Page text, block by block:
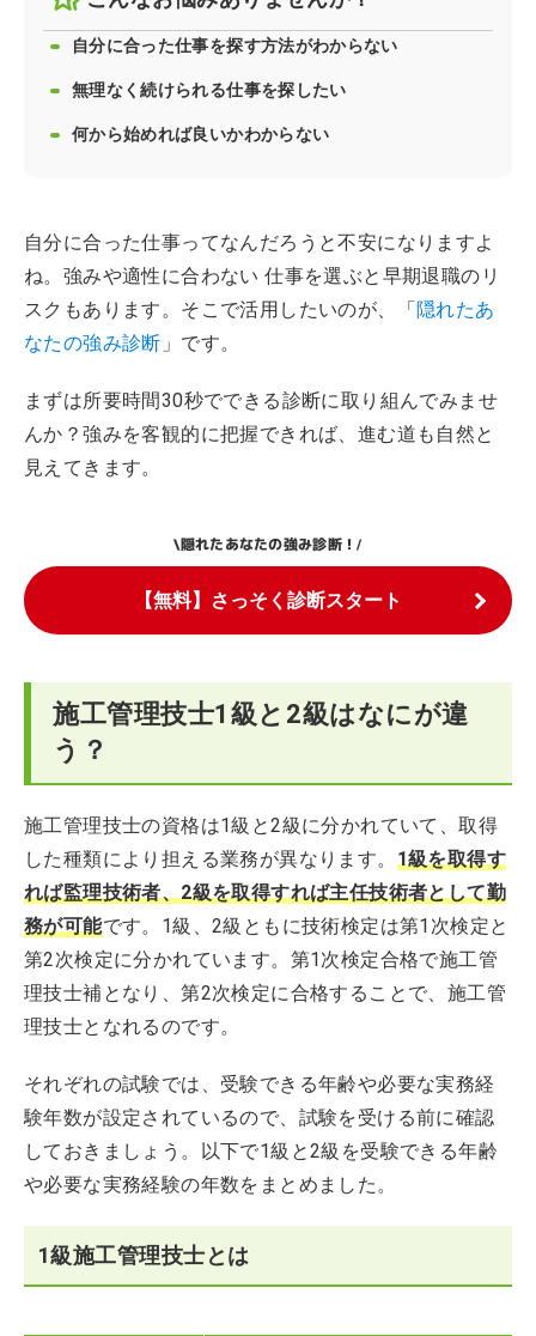
自分に合った仕事を探す方法がわからない
無理なく続けられる仕事を探したい
何から始めれば良いかわからない
自分に合った仕事ってなんだろうと不安になりますよ
ね。強みや適性に合わない 仕事を選ぶと早期退職のリ
スクもあります。そこで活用したいのが、「隠れたあ
なたの強み診断 」です。
まずは所要時間30秒でできる診断に取り組んでみませ
んか？強みを客観的に把握できれば、進む道も自然と
見えてきます。
\隠れたあなたの強み診断！/
【無料】さっそく診断スタート
施工管理技士1級と2級はなにが違
う？
施工管理技士の資格は1級と2級に分かれていて、取得
した種類により担える業務が異なります。 1級を取得す
れば監理技術者、2級を取得すれば主任技術者として勤
務が可能です。1級、2級ともに技術検定は第1次検定と
第2次検定に分かれています。第1次検定合格で施工管
理技士補となり、第2次検定に合格することで、施工管
理技士となれるのです。
それぞれの試験では、受験できる年齢や必要な実務経
験年数が設定されているので、試験を受ける前に確認
しておきましょう。以下で1級と2級を受験できる年齢
や必要な実務経験の年数をまとめました。
1級施工管理技士とは